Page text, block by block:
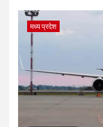
मध्य प्रदेश